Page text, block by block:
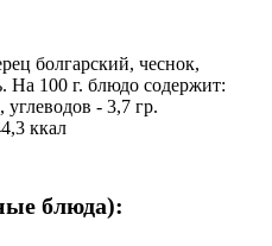
болгарский, чеснок,
На 100 г. блюдо содержит:
углеводов - 3,7 гр.
ккал
блюда):